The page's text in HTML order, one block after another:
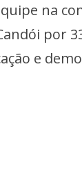
na
por
e